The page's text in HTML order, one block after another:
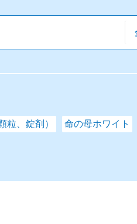
粒、錠剤） 命の母ホワイト